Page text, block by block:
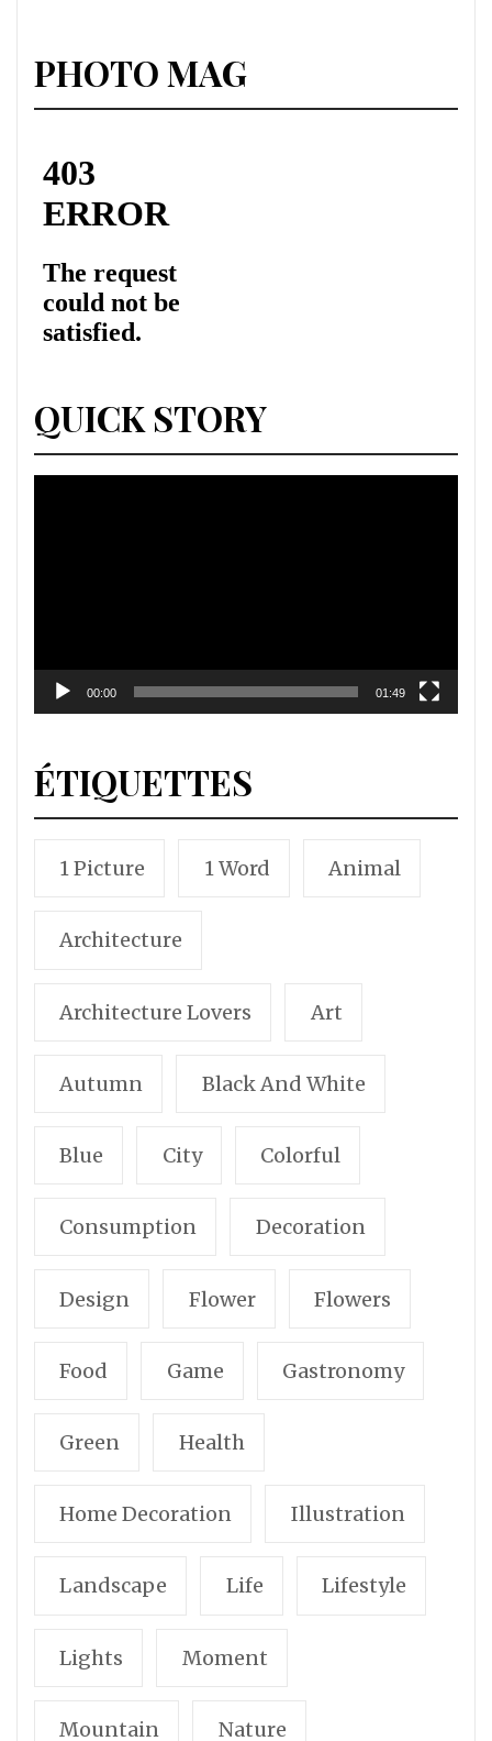
PHOTO MAG
QUICK STORY
00:00 01:49
ÉTIQUETTES
1 Picture 1 Word Animal
Architecture
Architecture Lovers Art
Autumn Black And White
Blue City Colorful
Consumption Decoration
Design Flower Flowers
Food Game Gastronomy
Green Health
Home Decoration Illustration
Landscape Life Lifestyle
Lights Moment
Mountain Nature